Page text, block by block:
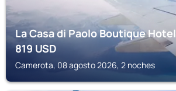
La Casa di Paolo Boutique Hotel
819USD
Camerota, 08 agosto 2026, 2 noches